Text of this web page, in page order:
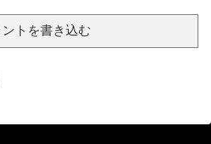
ントを書き込む